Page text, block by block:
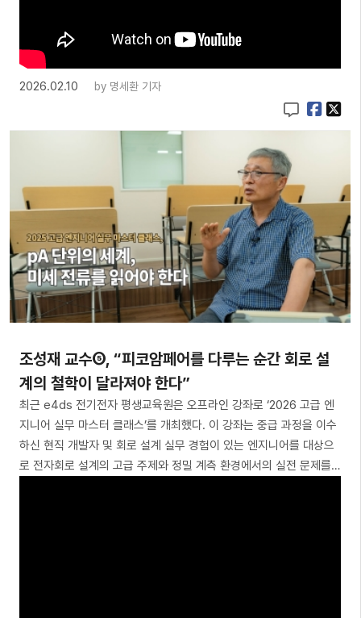
2026.02.10 by 명세환 기자
조성재 교수⑤, “피코암페어를 다루는 순간 회로 설
계의 철학이 달라져야 한다”
최근 e4ds 전기전자 평생교육원은 오프라인 강좌로 ‘2026 고급 엔
지니어 실무 마스터 클래스’를 개최했다. 이 강좌는 중급 과정을 이수
하신 현직 개발자 및 회로 설계 실무 경험이 있는 엔지니어를 대상으
로 전자회로 설계의 고급 주제와 정밀 계측 환경에서의 실전 문제를…